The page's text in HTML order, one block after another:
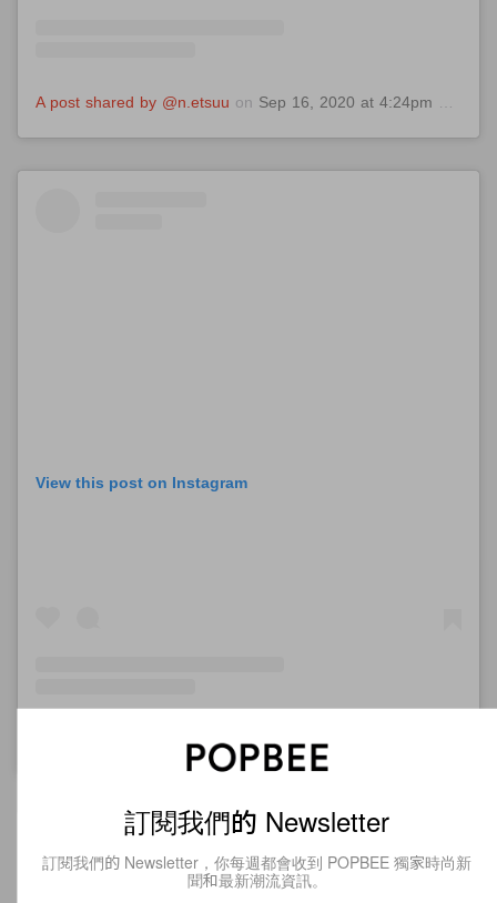
A post shared by @n.etsuu on Sep 16, 2020 at 4:24pm PDT
View this post on Instagram
A post shared by @n.etsuu
訂閱我們的 Newsletter
訂閱我們的 Newsletter，你每週都會收到 POPBEE 獨家時尚新
訂閱我們的 Newsletter
訂閱我們的 Newsletter，你每週都會收到 POPBEE 獨家時尚新
聞和最新潮流資訊。